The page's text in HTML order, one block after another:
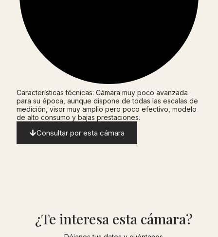
Características técnicas: Cámara muy poco avanzada
para su época, aunque dispone de todas las escalas de
medición, visor muy amplio pero poco efectivo, modelo
de alto consumo y bajas prestaciones.
Consultar por esta cámara
¿Te interesa esta cámara?